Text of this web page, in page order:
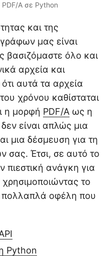
A σε Python
και της
μας είναι
βασιζόμαστε όλο και
αρχεία και
αυτά τα αρχεία
χρόνου καθίσταται
η μορφή PDF/A ως η
είναι απλώς μια
μια δέσμευση για τη
σας. Έτσι, σε αυτό το
ανάγκη για
το
πολλαπλά οφέλη που
Python